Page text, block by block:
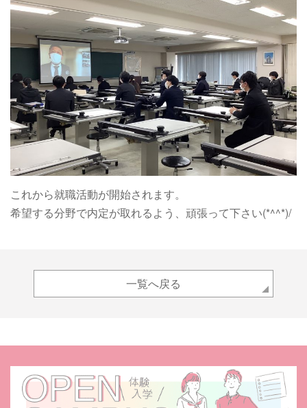
これから就職活動が開始されます。
希望する分野で内定が取れるよう、頑張って下さい(*^^*)/
一覧へ戻る